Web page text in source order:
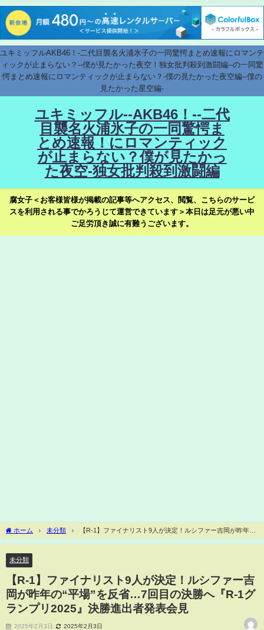
ユキミッフルAKB46！-二代目襲名火浦氷子の一同驚愕まとめ速報にロマンテ
ィックが止まらない？--僕が見たかった夜空！独女批判殺到激闘編--の一同驚
愕まとめ速報にロマンティックが止まらない？-僕の見たかった夜空編--僕の
見たかった星空編-
ユキミッフル--AKB46！--二代
目襲名火浦氷子の一同驚愕ま
とめ速報！にロマンティック
が止まらない？僕が見たかっ
た夜空-独女批判殺到激闘編
腐女子＜お客様皆様が掲載の記事等へアクセス、閲覧、こちらのサービ
スを利用される事でかろうじて運営できています＞本日は足元が悪い中
ご足労頂き誠に有難うございます。
ホーム 未分類
【R-1】ファイナリスト9人が決定！ルシファー吉岡が昨年
の“平場”を反省…7回目の決勝へ『R-1グランプリ2025』決勝進出者発表会見
未分類
【R-1】ファイナリスト9人が決定！ルシファー吉
岡が昨年の“平場”を反省…7回目の決勝へ『R-1グ
ランプリ2025』決勝進出者発表会見
2025年2月3日 2025年2月3日